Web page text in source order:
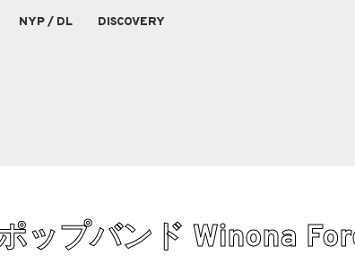
NYP / DL DISCOVERY
ップバンド Winona